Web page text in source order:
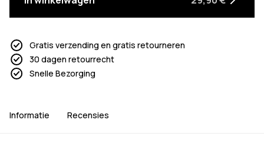
Gratis verzending en gratis retourneren
30 dagen retourrecht
Snelle Bezorging
Informatie Recensies